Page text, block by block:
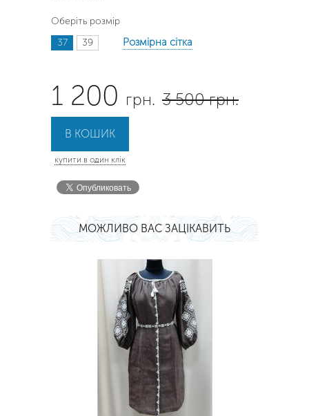
Оберіть розмір
37
39 Розмірна сітка
1 200 грн. 3 500 грн.
купити в один клік
МОЖЛИВО ВАС ЗАЦІКАВИТЬ